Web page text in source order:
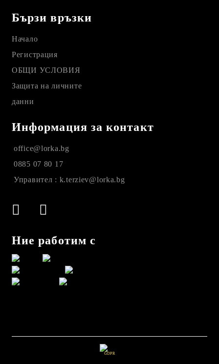
Бързи връзки
Начало
Регистрация
ОБЩИ УСЛОВИЯ
Защита на личните
данни
Информация за контакт
office@lorka.bg
0885 07 80 17
Управител : k.terziev@lorka.bg
Ние работим с
GDPR